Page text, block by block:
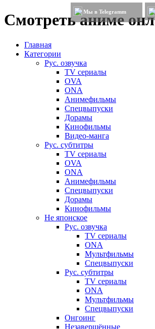
Смотреть аниме
Мы в Telegramm
Главная
Категории
Рус. озвучка
TV сериалы
OVA
ONA
Анимефильмы
Спецвыпуски
Дорамы
Кинофильмы
Видео-манга
Рус. субтитры
TV сериалы
OVA
ONA
Анимефильмы
Спецвыпуски
Дорамы
Кинофильмы
Не японское
Рус. озвучка
TV сериалы
ONA
Мультфильмы
Спецвыпуски
Рус. субтитры
TV сериалы
ONA
Мультфильмы
Спецвыпуски
Онгоинг
Незавершённые